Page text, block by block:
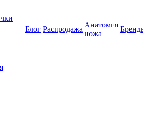
Блог Распродажа
Анатомия
ножа